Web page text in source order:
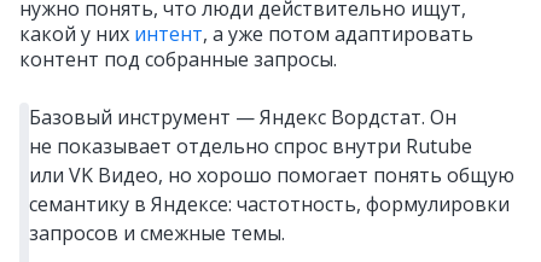
нужно понять, что люди действительно ищут,
какой у них интент, а уже потом адаптировать
контент под собранные запросы.
Базовый инструмент — Яндекс Вордстат. Он
не показывает отдельно спрос внутри Rutube
или VK Видео, но хорошо помогает понять общую
семантику в Яндексе: частотность, формулировки
запросов и смежные темы.